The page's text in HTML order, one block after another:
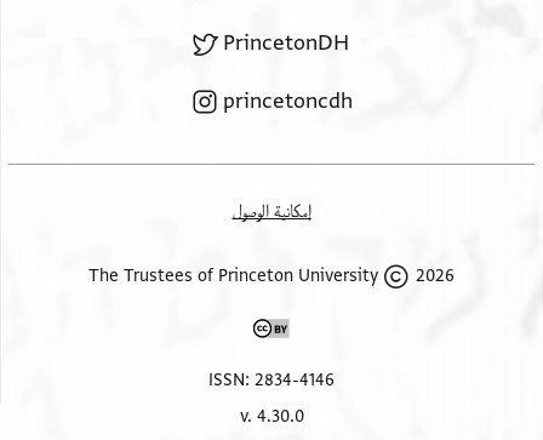
PrincetonDH
princetoncdh
إمكانية الوصول
2026 The Trustees of Princeton University
ISSN: 2834-4146
v. 4.30.0